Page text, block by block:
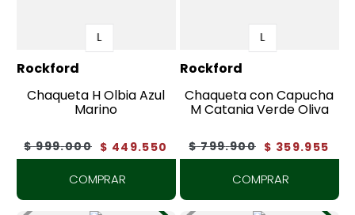
L
Rockford
Chaqueta H Olbia Azul
Marino
$ 999.000 $ 449.550
COMPRAR
L
Rockford
Chaqueta con Capucha
M Catania Verde Oliva
$ 799.900 $ 359.955
COMPRAR